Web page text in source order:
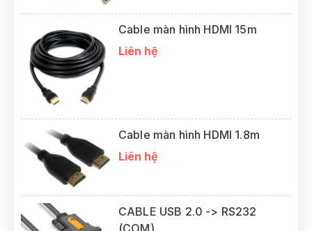
Cable màn hình HDMI 15m
Liên hệ
Cable màn hình HDMI 1.8m
Liên hệ
CABLE USB 2.0 -> RS232